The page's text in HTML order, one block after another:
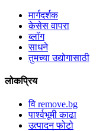
मार्गदर्शक
केसेस वापरा
ब्लॉग
साधने
तुमच्या उद्योगासाठी
लोकप्रिय
वि remove.bg
पार्श्वभूमी काढा
उत्पादन फोटो